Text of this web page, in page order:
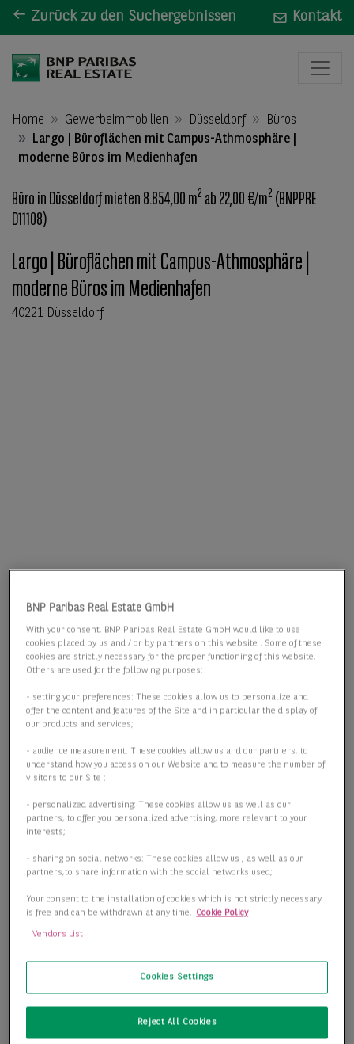
Zurück zu den Suchergebnissen Kontakt
Home Gewerbeimmobilien Düsseldorf
Büros
Largo | Büroflächen mit Campus-Athmosphäre |
moderne Büros im Medienhafen
Büro in Düsseldorf mieten 8.854,00 m2 ab 22,00 €/m2 (BNPPRE
D11108)
Largo | Büroflächen mit Campus-Athmosphäre |
moderne Büros im Medienhafen
40221 Düsseldorf
BNP Paribas Real Estate GmbH
With your consent, BNP Paribas Real Estate GmbH would like to use
cookies placed by us and / or by partners on this website . Some of these
cookies are strictly necessary for the proper functioning of this website.
Others are used for the following purposes:
- setting your preferences: These cookies allow us to personalize and
offer the content and features of the Site and in particular the display of
our products and services;
- audience measurement: These cookies allow us and our partners, to
understand how you access on our Website and to measure the number of
visitors to our Site ;
- personalized advertising: These cookies allow us as well as our
partners, to offer you personalized advertising, more relevant to your
interests;
- sharing on social networks: These cookies allow us , as well as our
partners,to share information with the social networks used;
Your consent to the installation of cookies which is not strictly necessary
is free and can be withdrawn at any time. Cookie Policy
Vendors List
Cookies Settings
Reject All Cookies